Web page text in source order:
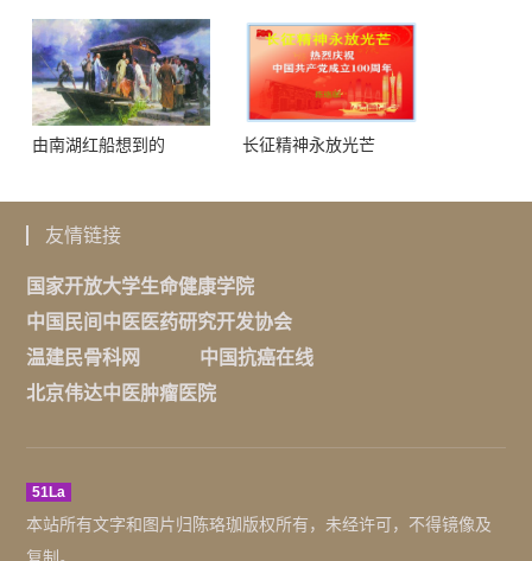
由南湖红船想到的 长征精神永放光芒
友情链接
国家开放大学生命健康学院
中国民间中医医药研究开发协会
温建民骨科网
中国抗癌在线
北京伟达中医肿瘤医院
51La
本站所有文字和图片归陈珞珈版权所有，未经许可，不得镜像及